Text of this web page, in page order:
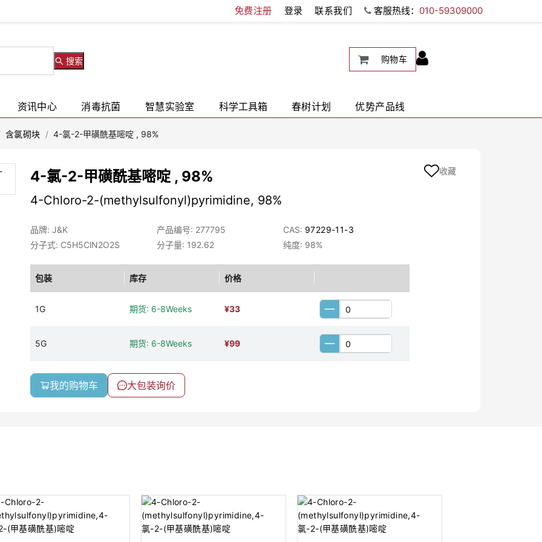
免费注册 登录 联系我们 客服热线： 010-59309000
搜索 购物车
资讯中心 消毒抗菌 智慧实验室 科学工具箱 春树计划 优势产品线
含氯砌块 / 4-氯-2-甲磺酰基嘧啶 , 98%
4-氯-2-甲磺酰基嘧啶 , 98%
4-Chloro-2-(methylsulfonyl)pyrimidine, 98%
品牌: J&K 产品编号: 277795 CAS: 97229-11-3
分子式: C5H5ClN2O2S
分子量: 192.62 纯度: 98%
包装 库存 价格
1G 期货: 6-8Weeks ¥33
5G 期货: 6-8Weeks ¥99
我的购物车 大包装询价
收藏